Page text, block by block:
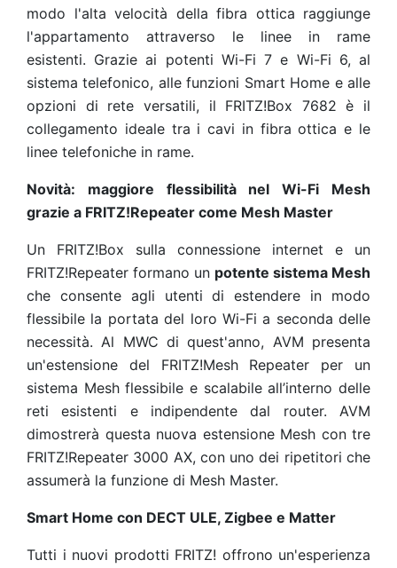
modo l'alta velocità della fibra ottica raggiunge
l'appartamento attraverso le linee in rame
esistenti. Grazie ai potenti Wi-Fi 7 e Wi-Fi 6, al
sistema telefonico, alle funzioni Smart Home e alle
opzioni di rete versatili, il FRITZ!Box 7682 è il
collegamento ideale tra i cavi in fibra ottica e le
linee telefoniche in rame.
Novità: maggiore flessibilità nel Wi-Fi Mesh
grazie a FRITZ!Repeater come Mesh Master
Un FRITZ!Box sulla connessione internet e un
FRITZ!Repeater formano un potente sistema Mesh
che consente agli utenti di estendere in modo
flessibile la portata del loro Wi-Fi a seconda delle
necessità. Al MWC di quest'anno, AVM presenta
un'estensione del FRITZ!Mesh Repeater per un
sistema Mesh flessibile e scalabile all’interno delle
reti esistenti e indipendente dal router. AVM
dimostrerà questa nuova estensione Mesh con tre
FRITZ!Repeater 3000 AX, con uno dei ripetitori che
assumerà la funzione di Mesh Master.
Smart Home con DECT ULE, Zigbee e Matter
Tutti i nuovi prodotti FRITZ! offrono un'esperienza